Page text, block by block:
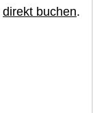
direkt buchen.